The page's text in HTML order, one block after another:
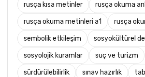
rusça kısa metinler rusça okuma
rusça okuma metinleri a1 rusça
sembolik etkileşim sosyokültürel
sosyolojik kuramlar suç ve turizm
sürdürülebilirlik sınav hazırlık